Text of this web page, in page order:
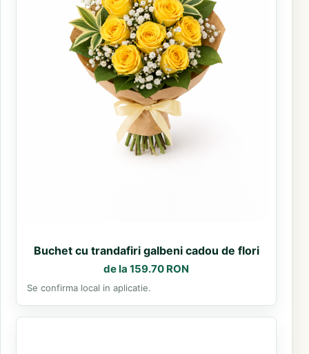
Buchet cu trandafiri galbeni cadou de flori
de la 159.70 RON
Se confirma local in aplicatie.